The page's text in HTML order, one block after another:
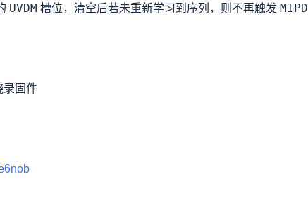
UVDM 槽位，清空后若未重新学习到序列，则不再触发 MIPD
录固件